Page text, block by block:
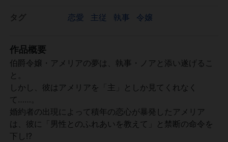
恋愛 主従 執事 令嬢
作品概要
伯爵令嬢・アメリアの夢は、執事・ノアと添い遂げるこ
と。
しかし、彼はアメリアを「主」としか見てくれなく
て……。
婚約者の出現によって積年の恋心が暴発したアメリア
は、彼に「男性とのふれあいを教えて」と禁断の命令を
下し!?